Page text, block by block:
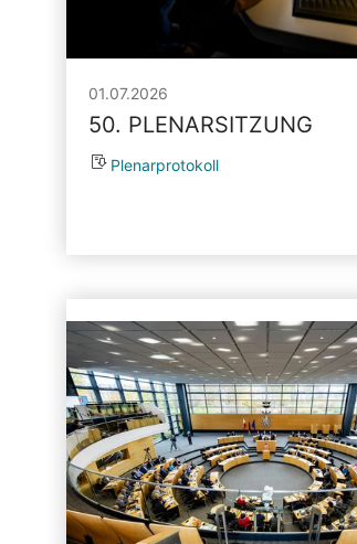
01.07.2026
50. PLENARSITZUNG
Plenarprotokoll